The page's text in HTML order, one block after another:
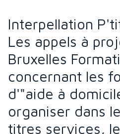
Interpellation
Les appels à
Bruxelles
concernant les
d'"aide à
organiser dans
titres services,